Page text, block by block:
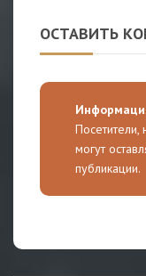
ОСТАВИТЬ
Посетители,
могут
публикации.